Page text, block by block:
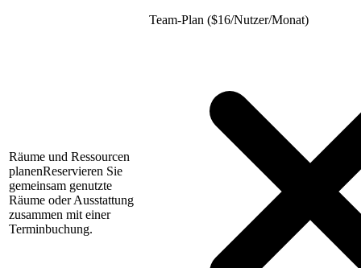
Team-Plan ($16/Nutzer/Monat)
Räume und Ressourcen
planenReservieren Sie
gemeinsam genutzte
Räume oder Ausstattung
zusammen mit einer
Terminbuchung.